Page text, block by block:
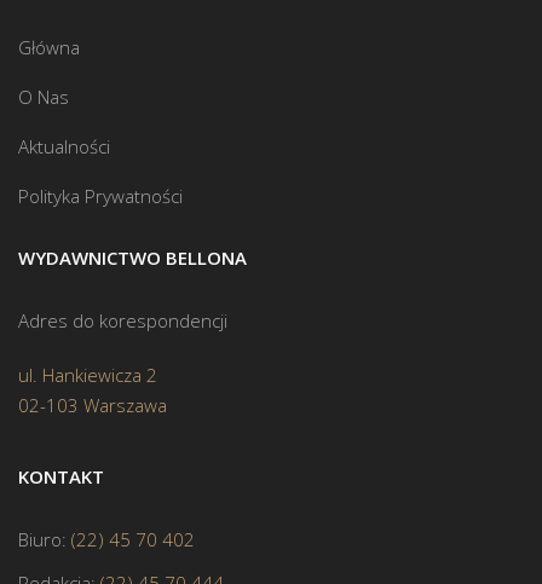
Główna
O Nas
Aktualności
Polityka Prywatności
WYDAWNICTWO BELLONA
Adres do korespondencji
ul. Hankiewicza 2
02-103 Warszawa
KONTAKT
Biuro: (22) 45 70 402